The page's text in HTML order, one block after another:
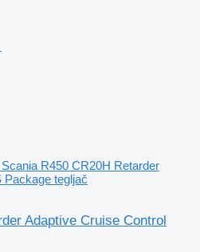
Scania R450 CR20H Retarder
Package tegljač
Adaptive Cruise Control